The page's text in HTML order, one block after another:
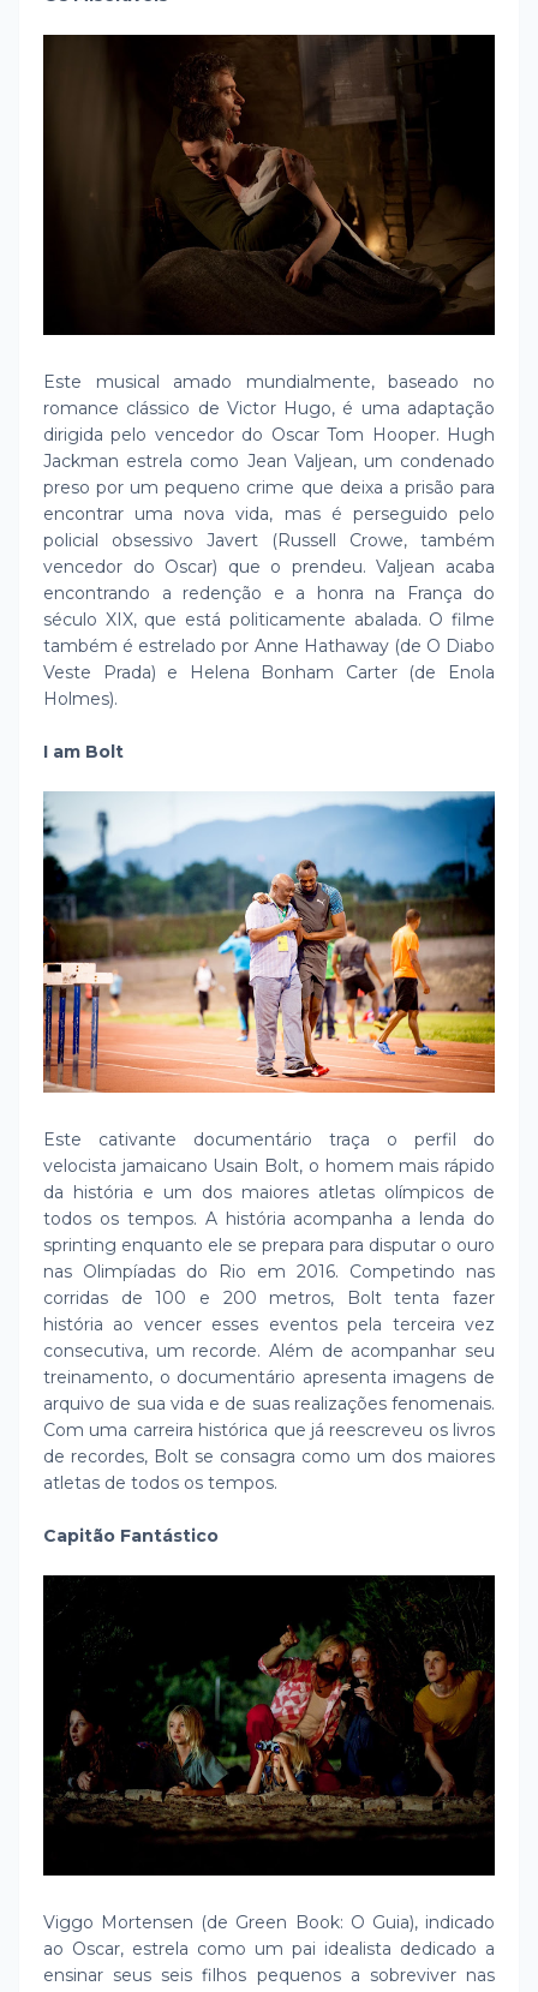
Este musical amado mundialmente, baseado no
romance clássico de Victor Hugo, é uma adaptação
dirigida pelo vencedor do Oscar Tom Hooper. Hugh
Jackman estrela como Jean Valjean, um condenado
preso por um pequeno crime que deixa a prisão para
encontrar uma nova vida, mas é perseguido pelo
policial obsessivo Javert (Russell Crowe, também
vencedor do Oscar) que o prendeu. Valjean acaba
encontrando a redenção e a honra na França do
século XIX, que está politicamente abalada. O filme
também é estrelado por Anne Hathaway (de O Diabo
Veste Prada) e Helena Bonham Carter (de Enola
Holmes).
I am Bolt
Este cativante documentário traça o perfil do
velocista jamaicano Usain Bolt, o homem mais rápido
da história e um dos maiores atletas olímpicos de
todos os tempos. A história acompanha a lenda do
sprinting enquanto ele se prepara para disputar o ouro
nas Olimpíadas do Rio em 2016. Competindo nas
corridas de 100 e 200 metros, Bolt tenta fazer
história ao vencer esses eventos pela terceira vez
consecutiva, um recorde. Além de acompanhar seu
treinamento, o documentário apresenta imagens de
arquivo de sua vida e de suas realizações fenomenais.
Com uma carreira histórica que já reescreveu os livros
de recordes, Bolt se consagra como um dos maiores
atletas de todos os tempos.
Capitão Fantástico
Viggo Mortensen (de Green Book: O Guia), indicado
ao Oscar, estrela como um pai idealista dedicado a
ensinar seus seis filhos pequenos a sobreviver nas